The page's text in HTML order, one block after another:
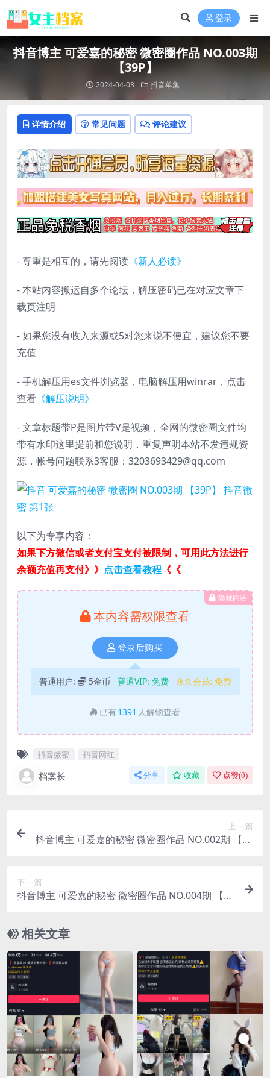
登录
抖音博主 可爱嘉的秘密 微密圈作品 NO.003期
【39P】
2024-04-03 抖音单集
详情介绍 常见问题 评论建议
- 尊重是相互的，请先阅读 《新人必读》
- 本站内容搬运自多个论坛，解压密码已在对应文章下
载页注明
- 如果您没有收入来源或5对您来说不便宜，建议您不要
充值
- 手机解压用es文件浏览器，电脑解压用winrar，点击
查看 《解压说明》
- 文章标题带P是图片带V是视频，全网的微密圈文件均
带有水印这里提前和您说明，重复声明本站不发违规资
源，帐号问题联系3客服：3203693429@qq.com
以下为专享内容：
如果下方微信或者支付宝支付被限制，可用此方法进行
余额充值再支付》》 点击查看教程 《《
隐藏内容
本内容需权限查看
登录后购买
普通用户: 5金币 普通VIP: 免费 永久会员: 免费
已有 1391 人解锁查看
抖音微密 抖音网红
档案长 分享 收藏 点赞(0)
上一篇
抖音博主 可爱嘉的秘密 微密圈作品 NO.002期 【44
下一篇
抖音博主 可爱嘉的秘密 微密圈作品 NO.004期 【30
相关文章